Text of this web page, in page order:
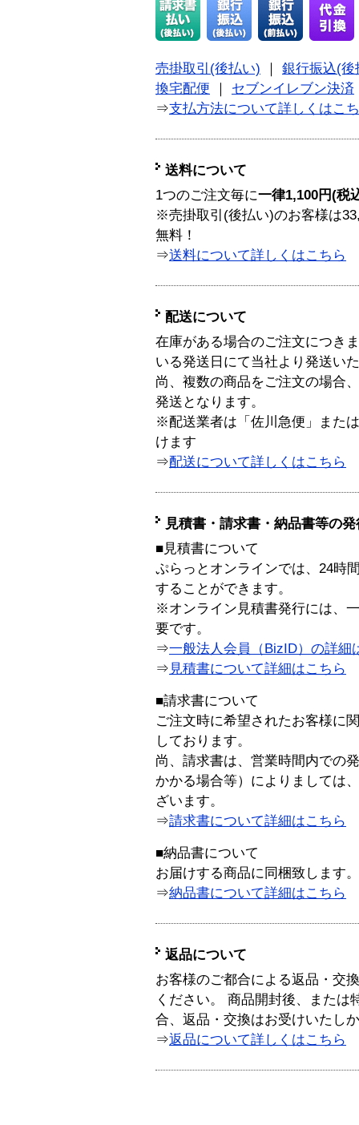
売掛取引(後払い)
銀行振込(後
換宅配便
セブンイレブン決済
⇒支払方法について詳しくはこ
送料について
1つのご注文毎に一律1,100円(税
※売掛取引(後払い)のお客様は
無料！
⇒送料について詳しくはこちら
配送について
在庫がある場合のご注文につき
いる発送日にて当社より発送い
尚、複数の商品をご注文の場合
発送となります。
※配送業者は「佐川急便」また
けます
⇒配送について詳しくはこちら
見積書・請求書・納品書等の
■見積書について
ぷらっとオンラインでは、24時
することができます。
※オンライン見積書発行には、
要です。
⇒一般法人会員（BizID）の詳細
⇒ 見積書について詳細はこちら
■請求書について
ご注文時に希望されたお客様に
しております。
尚、請求書は、営業時間内での
かかる場合等）によりましては
ざいます。
⇒請求書について詳細はこちら
■納品書について
お届けする商品に同梱致します。
⇒納品書について詳細はこちら
返品について
お客様のご都合による返品・交
ください。 商品開封後、または
合、返品・交換はお受けいたし
⇒返品について詳しくはこちら